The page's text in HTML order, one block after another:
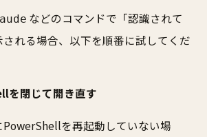
などのコマンドで「認識されて
れる場合、以下を順番に試してくだ
を閉じて開き直す
を再起動していない場